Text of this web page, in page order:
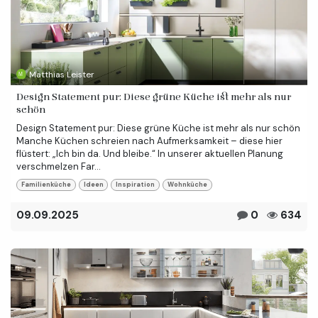
Matthias Leister
Design Statement pur: Diese grüne Küche ist mehr als nur
schön
Design Statement pur: Diese grüne Küche ist mehr als nur schön
Manche Küchen schreien nach Aufmerksamkeit – diese hier
flüstert: „Ich bin da. Und bleibe.“ In unserer aktuellen Planung
verschmelzen Far...
Familienküche Ideen Inspiration Wohnküche
09.09.2025 0 634